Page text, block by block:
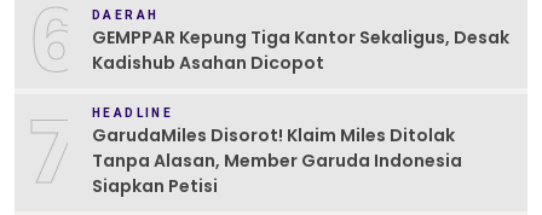
6 DAERAH
GEMPPAR Kepung Tiga Kantor Sekaligus, Desak
Kadishub Asahan Dicopot
7 HEADLINE
GarudaMiles Disorot! Klaim Miles Ditolak
Tanpa Alasan, Member Garuda Indonesia
Siapkan Petisi